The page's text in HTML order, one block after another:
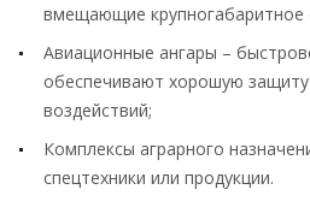
вмещающие крупногабаритное
Авиационные ангары –
обеспечивают хорошую
воздействий;
Комплексы аграрного
спецтехники или продукции.